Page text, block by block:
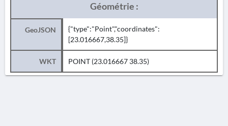
Géométrie :
GeoJSON
{"type":"Point","coordinates":
[23.016667,38.35]}
WKT POINT (23.016667 38.35)